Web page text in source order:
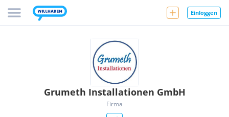
Einloggen
Grumeth Installationen GmbH
Firma